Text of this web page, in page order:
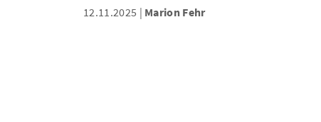
12.11.2025 Marion Fehr